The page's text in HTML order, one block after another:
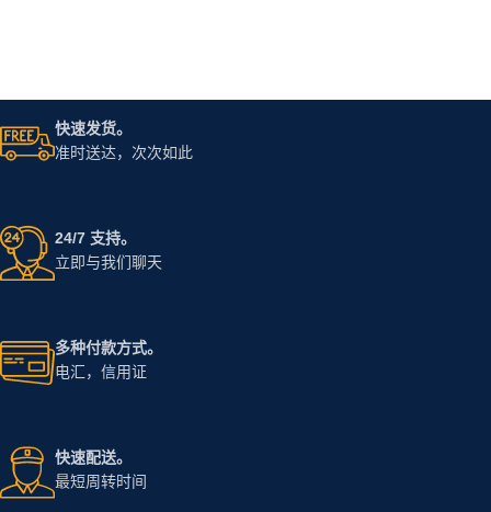
快速发货。
准时送达，次次如此
24/7 支持。
立即与我们聊天
多种付款方式。
电汇，信用证
快速配送。
最短周转时间